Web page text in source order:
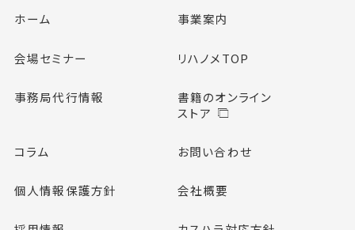
ホーム 事業案内
会場セミナー リハノメTOP
事務局代行情報
書籍のオンライン
ストア
コラム お問い合わせ
個人情報保護方針 会社概要